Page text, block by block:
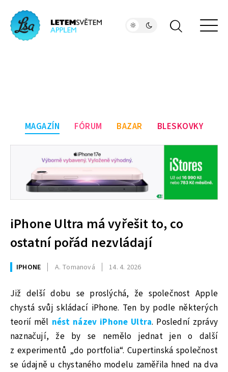
MAGAZÍN FÓRUM BAZAR BLESKOVKY
iPhone Ultra má vyřešit to, co
ostatní pořád nezvládají
IPHONE A. Tomanová 14. 4. 2026
Již delší dobu se proslýchá, že společnost Apple
chystá svůj skládací iPhone. Ten by podle některých
teorií měl nést název iPhone Ultra. Poslední zprávy
naznačují, že by se nemělo jednat jen o další
z experimentů „do portfolia“. Cupertinská společnost
se údajně u chystaného modelu zaměřila hned na dva